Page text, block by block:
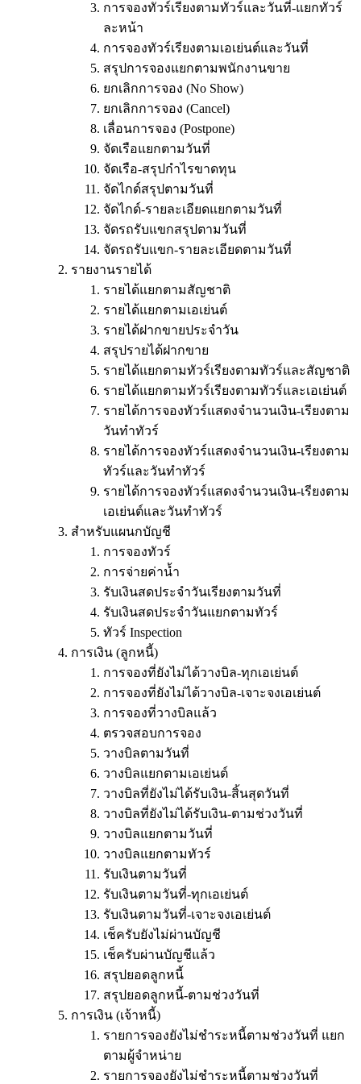
การจองทัวร์เรียงตามทัวร์และวันที่-แยกทัวร์
ละหน้า
การจองทัวร์เรียงตามเอเย่นต์และวันที่
สรุปการจองแยกตามพนักงานขาย
ยกเลิกการจอง (No Show)
ยกเลิกการจอง (Cancel)
เลื่อนการจอง (Postpone)
จัดเรือแยกตามวันที่
จัดเรือ-สรุปกำไรขาดทุน
จัดไกด์สรุปตามวันที่
จัดไกด์-รายละเอียดแยกตามวันที่
จัดรถรับแขกสรุปตามวันที่
จัดรถรับแขก-รายละเอียดตามวันที่
รายงานรายได้
รายได้แยกตามสัญชาติ
รายได้แยกตามเอเย่นต์
รายได้ฝากขายประจำวัน
สรุปรายได้ฝากขาย
รายได้แยกตามทัวร์เรียงตามทัวร์และสัญชาติ
รายได้แยกตามทัวร์เรียงตามทัวร์และเอเย่นต์
รายได้การจองทัวร์แสดงจำนวนเงิน-เรียงตาม
วันทำทัวร์
รายได้การจองทัวร์แสดงจำนวนเงิน-เรียงตาม
ทัวร์และวันทำทัวร์
รายได้การจองทัวร์แสดงจำนวนเงิน-เรียงตาม
เอเย่นต์และวันทำทัวร์
สำหรับแผนกบัญชี
การจองทัวร์
การจ่ายค่าน้ำ
รับเงินสดประจำวันเรียงตามวันที่
รับเงินสดประจำวันแยกตามทัวร์
ทัวร์ Inspection
การเงิน (ลูกหนี้)
การจองที่ยังไม่ได้วางบิล-ทุกเอเย่นต์
การจองที่ยังไม่ได้วางบิล-เจาะจงเอเย่นต์
การจองที่วางบิลแล้ว
ตรวจสอบการจอง
วางบิลตามวันที่
วางบิลแยกตามเอเย่นต์
วางบิลที่ยังไม่ได้รับเงิน-สิ้นสุดวันที่
วางบิลที่ยังไม่ได้รับเงิน-ตามช่วงวันที่
วางบิลแยกตามวันที่
วางบิลแยกตามทัวร์
รับเงินตามวันที่
รับเงินตามวันที่-ทุกเอเย่นต์
รับเงินตามวันที่-เจาะจงเอเย่นต์
เช็ครับยังไม่ผ่านบัญชี
เช็ครับผ่านบัญชีแล้ว
สรุปยอดลูกหนี้
สรุปยอดลูกหนี้-ตามช่วงวันที่
การเงิน (เจ้าหนี้)
รายการจองยังไม่ชำระหนี้ตามช่วงวันที่ แยก
ตามผู้จำหน่าย
รายการจองยังไม่ชำระหนี้ตามช่วงวันที่